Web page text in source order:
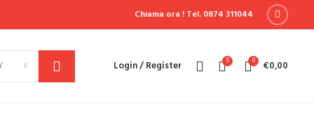
Chiama ora ! Tel. 0874 311044
Login / Register 0 0 €0,00